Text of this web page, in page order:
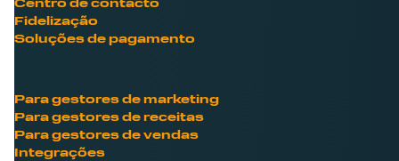
Centro de contacto
Fidelização
Soluções de pagamento
Para gestores de marketing
Para gestores de receitas
Para gestores de vendas
Integrações